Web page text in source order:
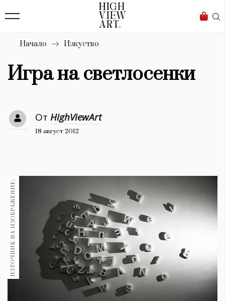
Бизнес
Мода
Dialogue
Изкуство
Красота
Дизайн
Книги 1188
30+ 1970
Гурме 1709
Пътувай
Начало Изкуство
Игра на светлосенки
От HighViewArt
18 август 2012
ИЗТОЧНИК НА ИЗОБРАЖЕНИЕ: